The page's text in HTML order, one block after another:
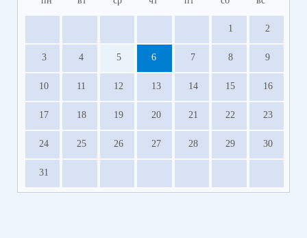
1 2
3 4 5 6 7 8 9
10 11 12 13 14 15 16
17 18 19 20 21 22 23
24 25 26 27 28 29 30
31